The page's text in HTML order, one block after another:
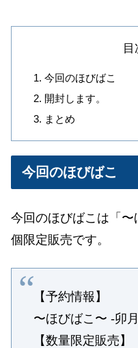
目
今回のほびばこ
開封します。
まとめ
今回のほびばこ
今回のほびばこは「
個限定販売です。
【予約情報】
〜ほびばこ〜 -卯
【数量限定販売】